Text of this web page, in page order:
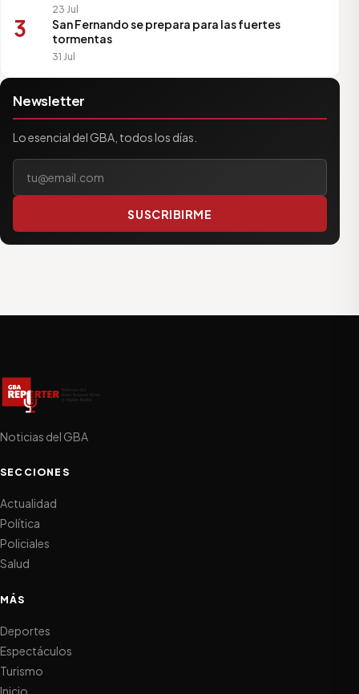
23 Jul
3
San Fernando se prepara para las fuertes
tormentas
31 Jul
Newsletter
Lo esencial del GBA, todos los días.
SUSCRIBIRME
Noticias del GBA
SECCIONES
Actualidad
Política
Policiales
Salud
MÁS
Deportes
Espectáculos
Turismo
Inicio